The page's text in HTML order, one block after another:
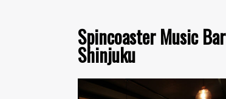
Spincoaster Music Bar
Shinjuku